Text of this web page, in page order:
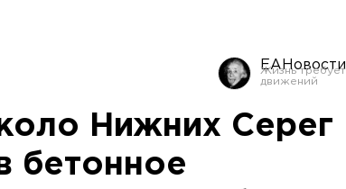
ЕАНовости
Нижних Серег
бетонное